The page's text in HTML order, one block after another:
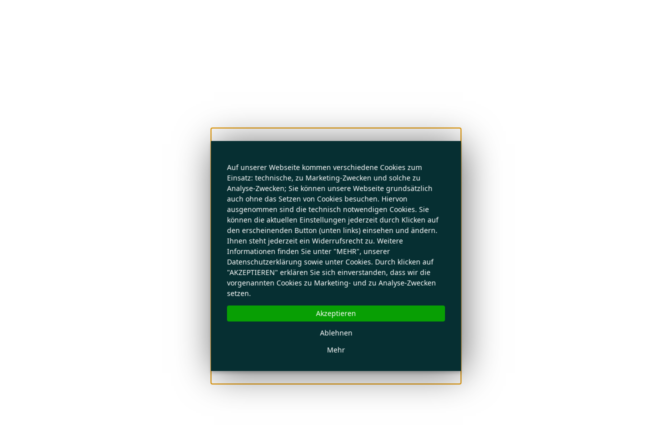
Auf unserer Webseite kommen verschiedene Cookies zum
Einsatz: technische, zu Marketing-Zwecken und solche zu
Analyse-Zwecken; Sie können unsere Webseite grundsätzlich
auch ohne das Setzen von Cookies besuchen. Hiervon
ausgenommen sind die technisch notwendigen Cookies. Sie
können die aktuellen Einstellungen jederzeit durch Klicken auf
den erscheinenden Button (unten links) einsehen und ändern.
Ihnen steht jederzeit ein Widerrufsrecht zu. Weitere
Informationen finden Sie unter "MEHR", unserer
Datenschutzerklärung sowie unter Cookies. Durch klicken auf
"AKZEPTIEREN" erklären Sie sich einverstanden, dass wir die
vorgenannten Cookies zu Marketing- und zu Analyse-Zwecken
setzen.
Mehr
Ablehnen
Akzeptieren